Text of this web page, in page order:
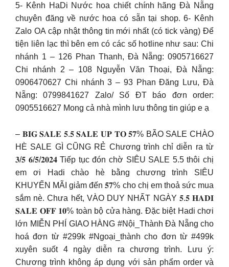
5- Kênh HaDi Nước hoa chiết chính hãng Đà Nẵng
chuyên đăng về nước hoa có sẵn tại shop. 6- Kênh
Zalo OA cập nhật thông tin mới nhất (có tick vàng) Để
tiện liên lạc thì bên em có các số hotline như sau: Chi
nhánh 1 – 126 Phan Thanh, Đà Nẵng: 0905716627
Chi nhánh 2 – 108 Nguyễn Văn Thoại, Đà Nẵng:
0906470627 Chi nhánh 3 – 93 Phan Đăng Lưu, Đà
Nẵng: 0799841627 Zalo/ Số ĐT báo đơn order:
0905516627 Mong cả nhà mình lưu thông tin giúp e ạ
– 𝐁𝐈𝐆 𝐒𝐀𝐋𝐄 𝟓.𝟓 𝐒𝐀𝐋𝐄 𝐔𝐏 𝐓𝐎 𝟓𝟕% BÃO SALE CHÀO
HÈ SALE GÌ CŨNG RẺ Chương trình chỉ diễn ra từ
𝟑/𝟓 𝟔/𝟓/𝟐𝟎𝟐𝟒 Tiếp tục đón chờ SIÊU SALE 5.5 thôi chị
em ơi Hadi chào hè bằng chương trình SIÊU
KHUYẾN MÃI giảm đến 𝟓𝟕% cho chị em thoả sức mua
sắm nè. Chưa hết, VÀO DUY NHẤT NGÀY 𝟓.𝟓 𝐇𝐀𝐃𝐈
𝐒𝐀𝐋𝐄 𝐎𝐅𝐅 𝟏𝟎% toàn bộ cửa hàng. Đặc biệt Hadi chơi
lớn MIỄN PHÍ GIAO HÀNG #Nội_Thành Đà Nẵng cho
hoá đơn từ #299k #Ngoại_thành cho đơn từ #499k
xuyên suốt 4 ngày diễn ra chương trình. Lưu ý:
Chương trình không áp dụng với sản phẩm order và